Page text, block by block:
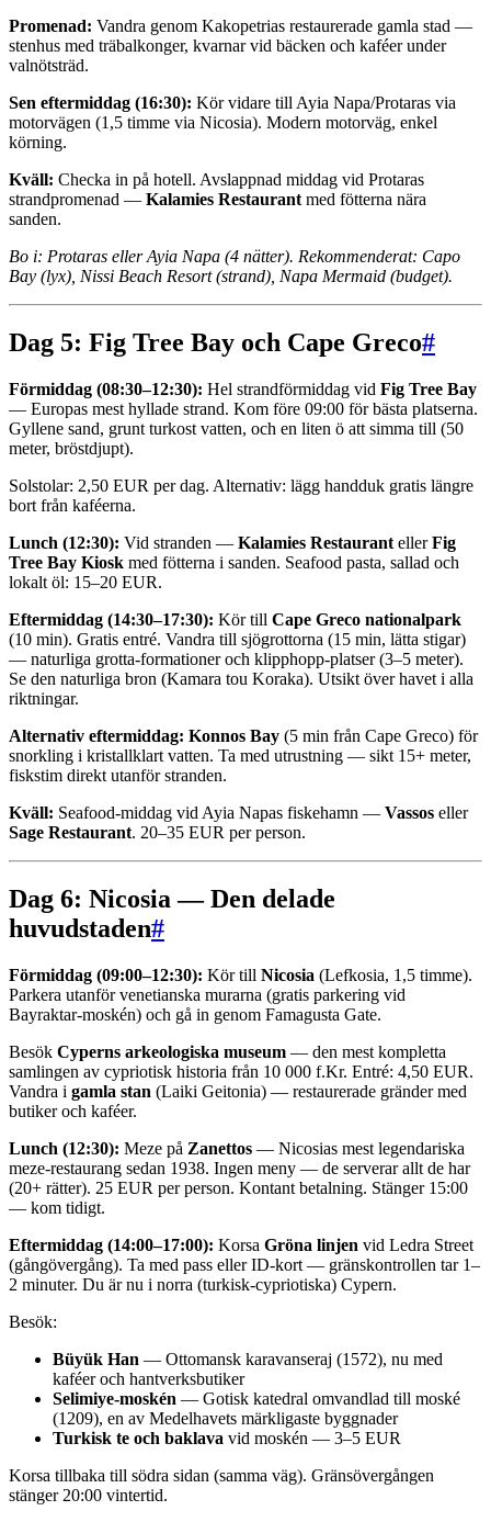
Promenad: Vandra genom Kakopetrias restaurerade gamla stad —
stenhus med träbalkonger, kvarnar vid bäcken och kaféer under
valnötsträd.
Sen eftermiddag (16:30): Kör vidare till Ayia Napa/Protaras via
motorvägen (1,5 timme via Nicosia). Modern motorväg, enkel
körning.
Kväll: Checka in på hotell. Avslappnad middag vid Protaras
strandpromenad — Kalamies Restaurant med fötterna nära
sanden.
Bo i: Protaras eller Ayia Napa (4 nätter). Rekommenderat: Capo
Bay (lyx), Nissi Beach Resort (strand), Napa Mermaid (budget).
Dag 5: Fig Tree Bay och Cape Greco#
Förmiddag (08:30–12:30): Hel strandförmiddag vid Fig Tree Bay
— Europas mest hyllade strand. Kom före 09:00 för bästa platserna.
Gyllene sand, grunt turkost vatten, och en liten ö att simma till (50
meter, bröstdjupt).
Solstolar: 2,50 EUR per dag. Alternativ: lägg handduk gratis längre
bort från kaféerna.
Lunch (12:30): Vid stranden — Kalamies Restaurant ellerFig
Tree Bay Kiosk med fötterna i sanden. Seafood pasta, sallad och
lokalt öl: 15–20 EUR.
Eftermiddag (14:30–17:30): Kör till Cape Greco nationalpark
(10 min). Gratis entré. Vandra till sjögrottorna (15 min, lätta stigar)
— naturliga grotta-formationer och klipphopp-platser (3–5 meter).
Se den naturliga bron (Kamara tou Koraka). Utsikt över havet i alla
riktningar.
Alternativ eftermiddag: Konnos Bay (5 min från Cape Greco) för
snorkling i kristallklart vatten. Ta med utrustning — sikt 15+ meter,
fiskstim direkt utanför stranden.
Kväll: Seafood-middag vid Ayia Napas fiskehamn — Vassos eller
Sage Restaurant. 20–35 EUR per person.
Dag 6: Nicosia — Den delade
huvudstaden#
Förmiddag (09:00–12:30): Kör till Nicosia (Lefkosia, 1,5 timme).
Parkera utanför venetianska murarna (gratis parkering vid
Bayraktar-moskén) och gå in genom Famagusta Gate.
Besök Cyperns arkeologiska museum — den mest kompletta
samlingen av cypriotisk historia från 10 000 f.Kr. Entré: 4,50 EUR.
Vandra i gamla stan (Laiki Geitonia) — restaurerade gränder med
butiker och kaféer.
Lunch (12:30): Meze på Zanettos — Nicosias mest legendariska
meze-restaurang sedan 1938. Ingen meny — de serverar allt de har
(20+ rätter). 25 EUR per person. Kontant betalning. Stänger 15:00
— kom tidigt.
Eftermiddag (14:00–17:00): Korsa Gröna linjen vid Ledra Street
(gångövergång). Ta med pass eller ID-kort — gränskontrollen tar 1–
2 minuter. Du är nu i norra (turkisk-cypriotiska) Cypern.
Besök:
Büyük Han — Ottomansk karavanseraj (1572), nu med
kaféer och hantverksbutiker
Selimiye-moskén — Gotisk katedral omvandlad till moské
(1209), en av Medelhavets märkligaste byggnader
Turkisk te och baklava vid moskén — 3–5 EUR
Korsa tillbaka till södra sidan (samma väg). Gränsövergången
stänger 20:00 vintertid.